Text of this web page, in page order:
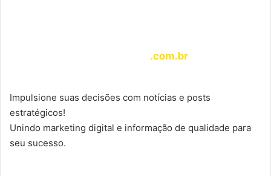
Impulsione suas decisões com notícias e posts
estratégicos!
Unindo marketing digital e informação de qualidade para
seu sucesso.